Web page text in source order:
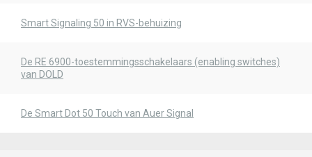
Smart Signaling 50 in RVS-behuizing
De RE 6900-toestemmingsschakelaars (enabling switches)
van DOLD
De Smart Dot 50 Touch van Auer Signal